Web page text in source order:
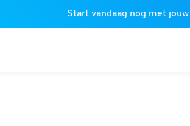
Start vandaag nog met